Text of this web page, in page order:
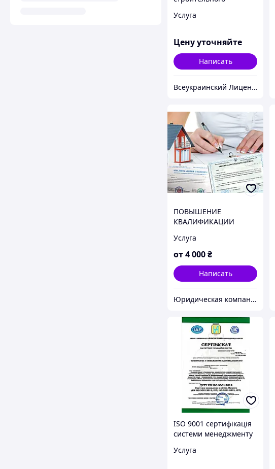
Услуга
Цену уточняйте
Написать
Всеукраинский Лицензионный Центр "Стройлиц"
ПОВЫШЕНИЕ
КВАЛИФИКАЦИИ
Услуга
от4 000₴
Написать
Юридическая компания "Всеукраинский экспертно-лицензионный центр" Адвокаты
ISO 9001 сертифікація
системи менеджменту
університетів та
Услуга